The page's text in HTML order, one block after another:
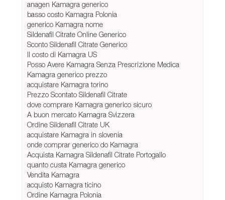
anagen Kamagra generico
basso costo Kamagra Polonia
generico Kamagra nome
Sildenafil Citrate Online Generico
Sconto Sildenafil Citrate Generico
Il costo di Kamagra US
Posso Avere Kamagra Senza Prescrizione Medica
Kamagra generico prezzo
acquistare Kamagra torino
Prezzo Scontato Sildenafil Citrate
dove comprare Kamagra generico sicuro
A buon mercato Kamagra Svizzera
Ordine Sildenafil Citrate UK
acquistare Kamagra in slovenia
onde comprar generico do Kamagra
Acquista Kamagra Sildenafil Citrate Portogallo
quanto custa Kamagra generico
Vendita Kamagra
acquisto Kamagra ticino
Ordine Kamagra Polonia